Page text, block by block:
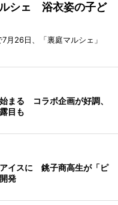
シェ 浴衣姿の子ど
月26日、「裏庭マルシェ」
まる コラボ企画が好調、
目も
イスに 銚子商高生が「ピ
発